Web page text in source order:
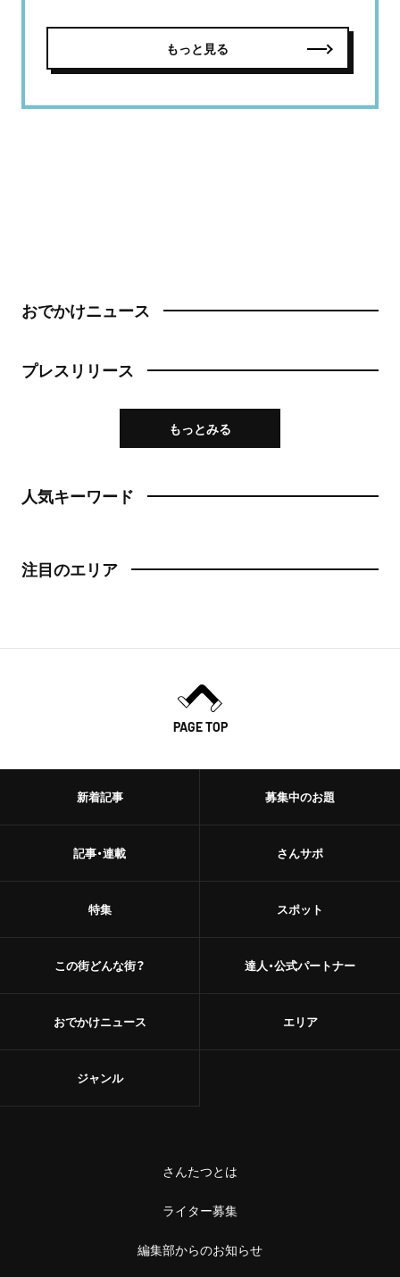
もっと見る
おでかけニュース
プレスリリース
もっとみる
人気キーワード
注目のエリア
PAGE TOP
新着記事
記事・連載
特集
この街どんな街？
おでかけニュース
募集中のお題
さんサポ
スポット
達人・公式パートナー
エリア
ジャンル
さんたつとは
ライター募集
編集部からのお知らせ